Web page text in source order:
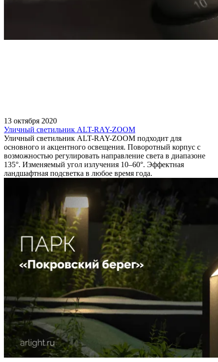
13 октября 2020
Уличный светильник ALT-RAY-ZOOM
Уличный светильник ALT-RAY-ZOOM подходит для
основного и акцентного освещения. Поворотный корпус с
возможностью регулировать направление света в диапазоне
135°. Изменяемый угол излучения 10–60°. Эффектная
ландшафтная подсветка в любое время года.